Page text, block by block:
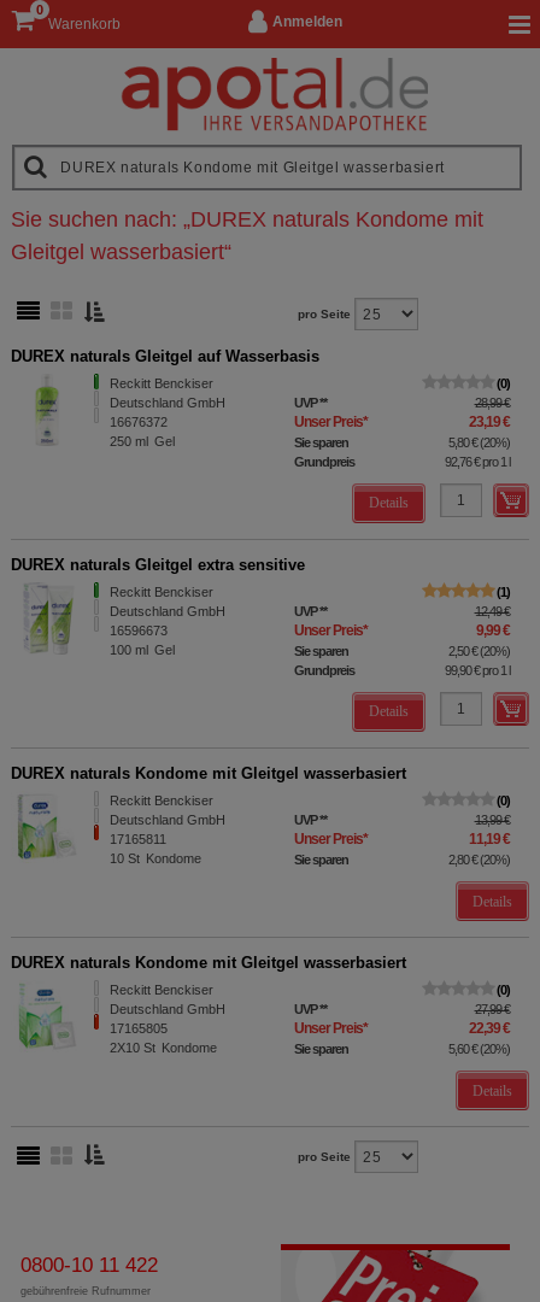
Anmelden
Warenkorb
0
Sie suchen nach: „DUREX naturals Kondome mit
Gleitgel wasserbasiert“
pro Seite
DUREX naturals Gleitgel auf Wasserbasis
Reckitt Benckiser
Deutschland GmbH
16676372
250 ml Gel
0
UVP** 28,99 €
Unser Preis* 23,19 €
Sie sparen 5,80 €(20%)
Grundpreis
92,76 €pro 1 l
Details
DUREX naturals Gleitgel extra sensitive
Reckitt Benckiser
Deutschland GmbH
16596673
100 ml Gel
1
UVP** 12,49 €
Unser Preis* 9,99 €
Sie sparen 2,50 €(20%)
Grundpreis
99,90 €pro 1 l
Details
DUREX naturals Kondome mit Gleitgel wasserbasiert
Reckitt Benckiser
Deutschland GmbH
17165811
10 St Kondome
0
UVP** 13,99 €
Unser Preis* 11,19 €
Sie sparen 2,80 €(20%)
Details
DUREX naturals Kondome mit Gleitgel wasserbasiert
Reckitt Benckiser
Deutschland GmbH
17165805
2X10 St Kondome
0
UVP** 27,99 €
Unser Preis* 22,39 €
Sie sparen 5,60 €(20%)
Details
pro Seite
0800-10 11 422
gebührenfreie Rufnummer